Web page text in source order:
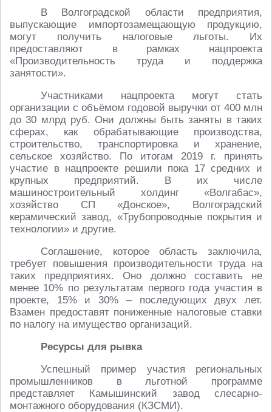
В Волгоградской области предприятия,
выпускающие импортозамещающую продукцию,
могут получить налоговые льготы. Их
предоставляют в рамках нацпроекта
«Производительность труда и поддержка
занятости».
Участниками нацпроекта могут стать
организации с объёмом годовой выручки от 400 млн
до 30 млрд руб. Они должны быть заняты в таких
сферах, как обрабатывающие производства,
строительство, транспортировка и хранение,
сельское хозяйство. По итогам 2019 г. принять
участие в нацпроекте решили пока 17 средних и
крупных предприятий. В их числе
машиностроительный холдинг «Волгабас»,
хозяйство СП «Донское», Волгоградский
керамический завод, «Трубопроводные покрытия и
технологии» и другие.
Соглашение, которое область заключила,
требует повышения производительности труда на
таких предприятиях. Оно должно составить не
менее 10% по результатам первого года участия в
проекте, 15% и 30% – последующих двух лет.
Взамен предоставят пониженные налоговые ставки
по налогу на имущество организаций.
Ресурсы для рывка
Успешный пример участия региональных
промышленников в льготной программе
представляет Камышинский завод слесарно-
монтажного оборудования (КЗСМИ).